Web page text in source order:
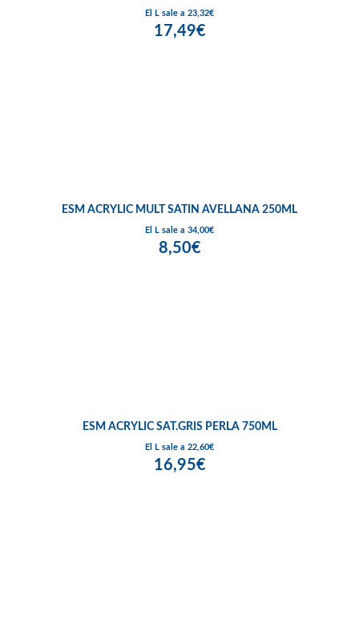
El L sale a 23,32€
17,49€
ESM ACRYLIC MULT SATIN AVELLANA 250ML
El L sale a 34,00€
8,50€
ESM ACRYLIC SAT.GRIS PERLA 750ML
El L sale a 22,60€
16,95€